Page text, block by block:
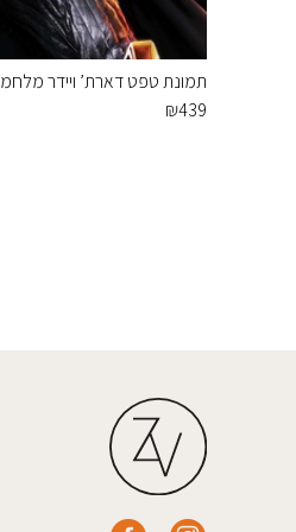
תמונת טפט דארת’ ויידר
₪439